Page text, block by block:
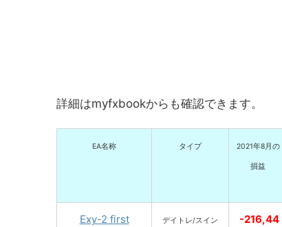
詳細はmyfxbookからも確認できます。
EA名称 タイプ 2021年8月の
損益
Exy-2 first デイトレ/スイン
-216,44